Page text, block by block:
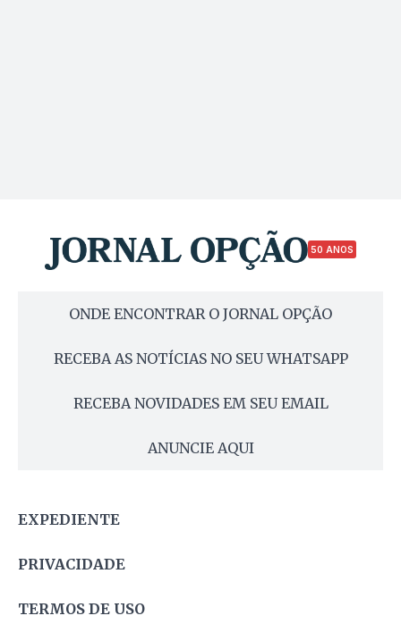
50 ANOS
ONDE ENCONTRAR O JORNAL OPÇÃO
RECEBA AS NOTÍCIAS NO SEU WHATSAPP
RECEBA NOVIDADES EM SEU EMAIL
ANUNCIE AQUI
EXPEDIENTE
PRIVACIDADE
TERMOS DE USO